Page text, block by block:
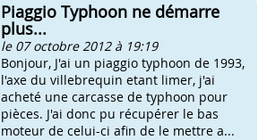
Piaggio Typhoon ne démarre
plus...
le 07 octobre 2012 à 19:19
Bonjour, J'ai un piaggio typhoon de 1993,
l'axe du villebrequin etant limer, j'ai
acheté une carcasse de typhoon pour
pièces. J'ai donc pu récupérer le bas
moteur de celui-ci afin de le mettre a...